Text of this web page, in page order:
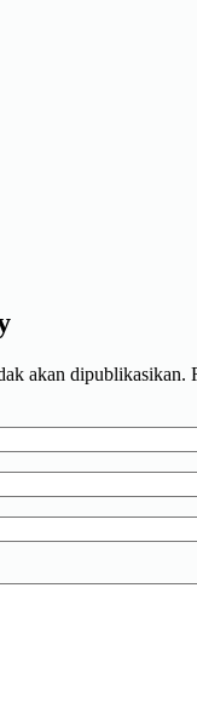
akan dipublikasikan.